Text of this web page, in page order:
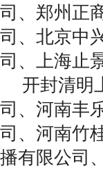
司、郑州正
司、北京中
司、上海止
开封清明
司、河南丰
司、河南竹
播有限公司